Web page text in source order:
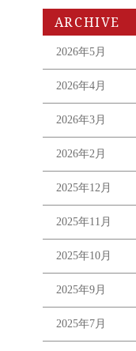
ARCHIVE
2026年5月
2026年4月
2026年3月
2026年2月
2025年12月
2025年11月
2025年10月
2025年9月
2025年7月